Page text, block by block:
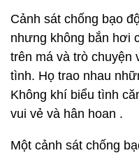
Cảnh sát chống bạo
nhưng không bắn hơi
trên má và trò
tình. Họ trao nhau
Không khí biểu tình
vui vẻ và hân hoan .
Một cảnh sát chống